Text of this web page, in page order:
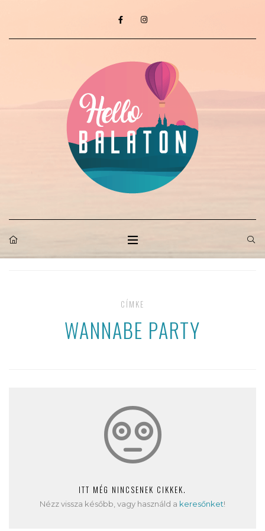
CÍMKE
WANNABE PARTY
ITT MÉG NINCSENEK CIKKEK.
Nézz vissza később, vagy használd a keresőnket!